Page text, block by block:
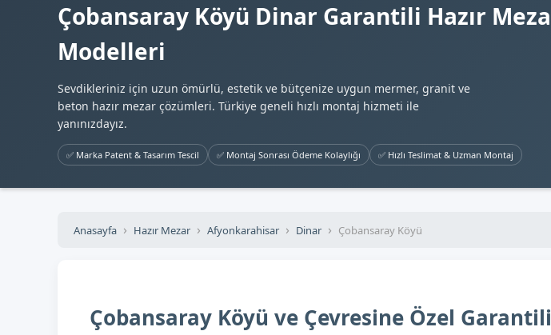
Çobansaray Köyü Dinar Garantili Hazır
Modelleri
Sevdikleriniz için uzun ömürlü, estetik ve bütçenize uygun mermer, granit ve
beton hazır mezar çözümleri. Türkiye geneli hızlı montaj hizmeti ile
yanınızdayız.
✅ Marka Patent & Tasarım Tescil ✅ Montaj Sonrası Ödeme Kolaylığı ✅ Hızlı Teslimat & Uzman Montaj
Anasayfa Hazır Mezar Afyonkarahisar Dinar Çobansaray Köyü
Çobansaray Köyü ve Çevresine Özel